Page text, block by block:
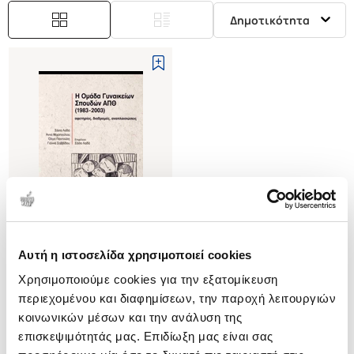
Αυτή η ιστοσελίδα χρησιμοποιεί cookies
Χρησιμοποιούμε cookies για την εξατομίκευση
περιεχομένου και διαφημίσεων, την παροχή λειτουργιών
κοινωνικών μέσων και την ανάλυση της
επισκεψιμότητάς μας. Επιδίωξη μας είναι σας
Δημοτικότητα
(0)
Η ομάδα γυναικείων σπουδών
ΑΠΘ (1983-2003)
Αφετηρίες, διαδρομές,
αναπλαισιώσεις
ΛΑΔΑ ΣΑΣΑ
Κωδ. Πολιτείας:0870-1423